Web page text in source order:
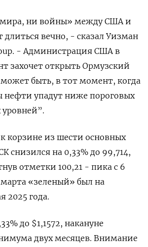
​ни войны» ⁠между США и
длиться вечно, - сказал ‌Уизман
- Администрация США ‌в
захочет открыть Ормузский
быть, в тот момент, ​когда
нефти упадут ниже пороговых
уровней”.
‌корзине из шести основных
снизился на 0,33% ​до 99,714,
отметки 100,21 - пика с 6
«зеленый» был на
2025 года.
до $1,1572, накануне
двух месяцев. Внимание